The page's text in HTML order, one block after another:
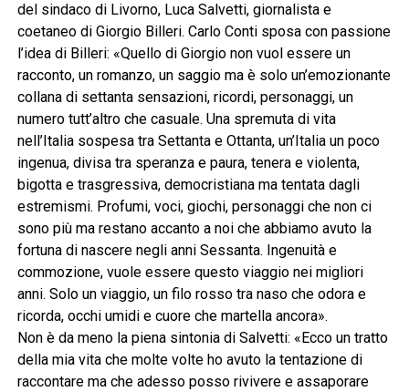
del sindaco di Livorno, Luca Salvetti, giornalista e
coetaneo di Giorgio Billeri. Carlo Conti sposa con passione
l’idea di Billeri: «Quello di Giorgio non vuol essere un
racconto, un romanzo, un saggio ma è solo un’emozionante
collana di settanta sensazioni, ricordi, personaggi, un
numero tutt’altro che casuale. Una spremuta di vita
nell’Italia sospesa tra Settanta e Ottanta, un’Italia un poco
ingenua, divisa tra speranza e paura, tenera e violenta,
bigotta e trasgressiva, democristiana ma tentata dagli
estremismi. Profumi, voci, giochi, personaggi che non ci
sono più ma restano accanto a noi che abbiamo avuto la
fortuna di nascere negli anni Sessanta. Ingenuità e
commozione, vuole essere questo viaggio nei migliori
anni. Solo un viaggio, un filo rosso tra naso che odora e
ricorda, occhi umidi e cuore che martella ancora».
Non è da meno la piena sintonia di Salvetti: «Ecco un tratto
della mia vita che molte volte ho avuto la tentazione di
raccontare ma che adesso posso rivivere e assaporare